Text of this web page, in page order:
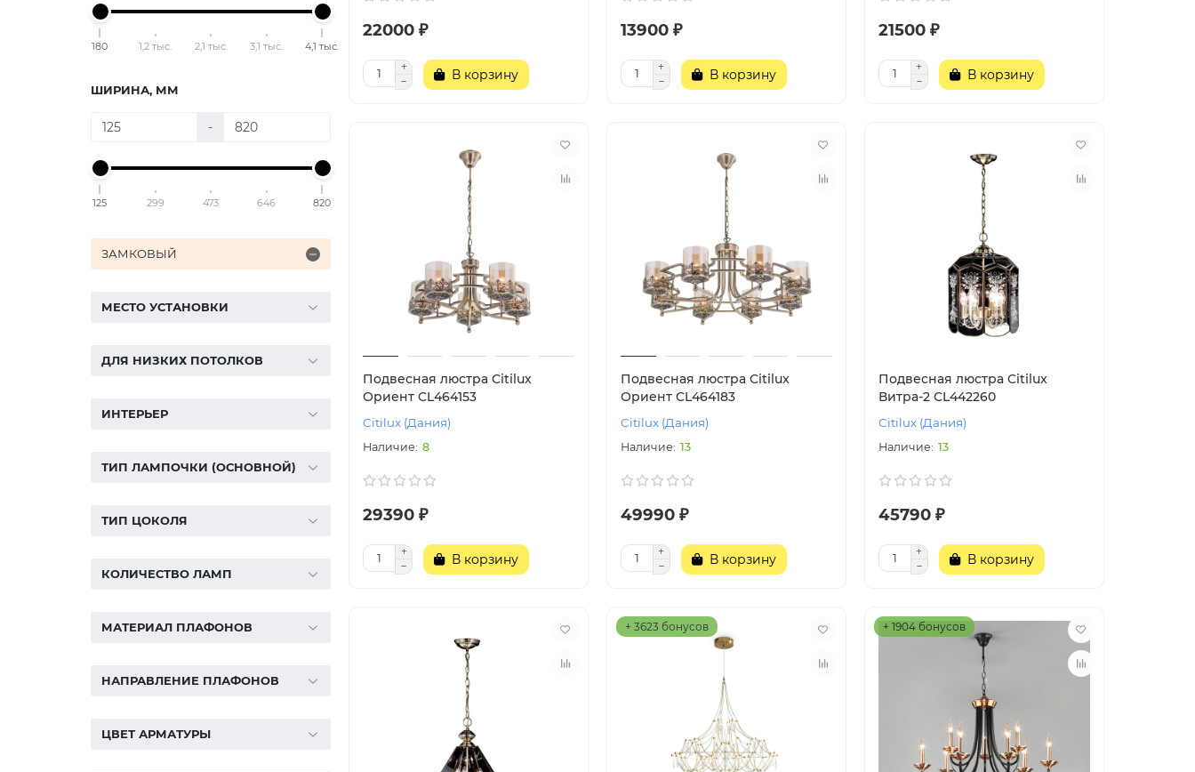
180 1,2 тыс. 2,1 тыс. 3,1 тыс. 4,1 тыс.
ШИРИНА, ММ
-
125 299 473 646 820
ЗАМКОВЫЙ
МЕСТО УСТАНОВКИ
ДЛЯ НИЗКИХ ПОТОЛКОВ
ИНТЕРЬЕР
ТИП ЛАМПОЧКИ (ОСНОВНОЙ)
ТИП ЦОКОЛЯ
КОЛИЧЕСТВО ЛАМП
МАТЕРИАЛ ПЛАФОНОВ
НАПРАВЛЕНИЕ ПЛАФОНОВ
ЦВЕТ АРМАТУРЫ
22000 ₽
В корзину
13900 ₽
В корзину
21500 ₽
В корзину
Подвесная люстра Citilux
Ориент CL464153
Citilux (Дания)
8
29390 ₽
В корзину
Подвесная люстра Citilux
Ориент CL464183
Citilux (Дания)
13
49990 ₽
В корзину
Подвесная люстра Citilux
Витра-2 CL442260
Citilux (Дания)
13
45790 ₽
В корзину
+ 3623 бонусов + 1904 бонусов